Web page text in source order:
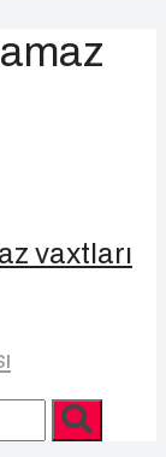
vaxtları